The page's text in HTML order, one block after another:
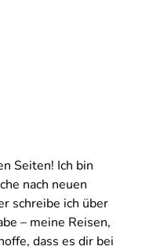
Seiten! Ich bin
nach neuen
schreibe ich über
– meine Reisen,
dass es dir bei